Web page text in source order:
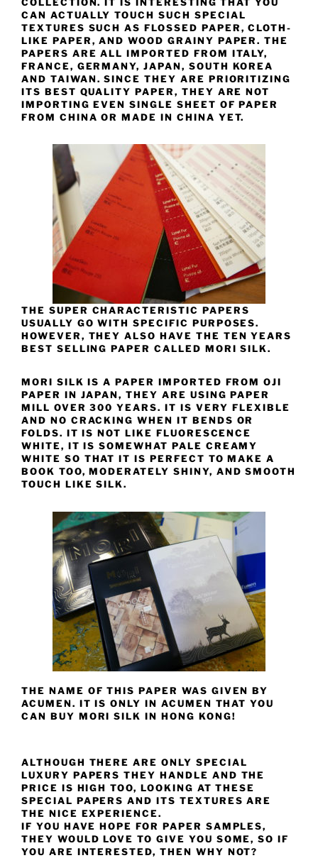
CAN ACTUALLY TOUCH SUCH SPECIAL
TEXTURES SUCH AS FLOSSED PAPER, CLOTH-
LIKE PAPER, AND WOOD GRAINY PAPER. THE
PAPERS ARE ALL IMPORTED FROM ITALY,
FRANCE, GERMANY, JAPAN, SOUTH KOREA
AND TAIWAN. SINCE THEY ARE PRIORITIZING
ITS BEST QUALITY PAPER, THEY ARE NOT
IMPORTING EVEN SINGLE SHEET OF PAPER
FROM CHINA OR MADE IN CHINA YET.
THE SUPER CHARACTERISTIC PAPERS
USUALLY GO WITH SPECIFIC PURPOSES.
HOWEVER, THEY ALSO HAVE THE TEN YEARS
BEST SELLING PAPER CALLED MORI SILK.
MORI SILK IS A PAPER IMPORTED FROM OJI
PAPER IN JAPAN, THEY ARE USING PAPER
MILL OVER 300 YEARS. IT IS VERY FLEXIBLE
AND NO CRACKING WHEN IT BENDS OR
FOLDS. IT IS NOT LIKE FLUORESCENCE
WHITE, IT IS SOMEWHAT PALE CREAMY
WHITE SO THAT IT IS PERFECT TO MAKE A
BOOK TOO, MODERATELY SHINY, AND SMOOTH
TOUCH LIKE SILK.
THE NAME OF THIS PAPER WAS GIVEN BY
ACUMEN. IT IS ONLY IN ACUMEN THAT YOU
CAN BUY MORI SILK IN HONG KONG!
ALTHOUGH THERE ARE ONLY SPECIAL
LUXURY PAPERS THEY HANDLE AND THE
PRICE IS HIGH TOO, LOOKING AT THESE
SPECIAL PAPERS AND ITS TEXTURES ARE
THE NICE EXPERIENCE.
IF YOU HAVE HOPE FOR PAPER SAMPLES,
THEY WOULD LOVE TO GIVE YOU SOME, SO IF
YOU ARE INTERESTED, THEN WHY NOT?